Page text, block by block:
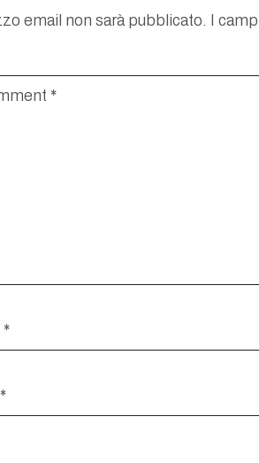
email non sarà pubblicato. I